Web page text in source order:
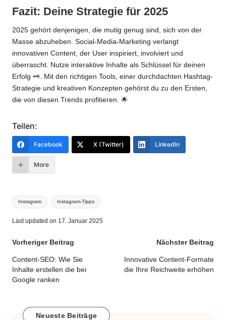
Fazit: Deine Strategie für 2025
2025 gehört denjenigen, die mutig genug sind, sich von der
Masse abzuheben. Social-Media-Marketing verlangt
innovativen Content, der User inspiriert, involviert und
überrascht. Nutze interaktive Inhalte als Schlüssel für deinen
Erfolg 🗝️. Mit den richtigen Tools, einer durchdachten Hashtag-
Strategie und kreativen Konzepten gehörst du zu den Ersten,
die von diesen Trends profitieren. 🌟
Teilen:
Facebook X (Twitter) LinkedIn
More
Tags:
Instagram Instagram-Tipps
Last updated on 17. Januar 2025
Post
navigation
Vorheriger Beitrag
Content-SEO: Wie Sie
Inhalte erstellen die bei
Google ranken
Nächster Beitrag
Innovative Content-Formate
die Ihre Reichweite erhöhen
Neueste Beiträge